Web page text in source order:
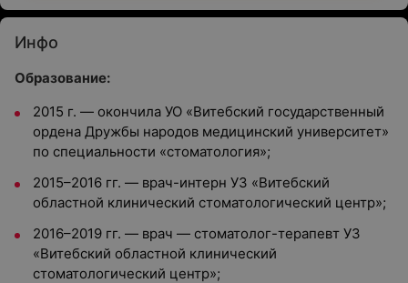
Инфо
Образование:
2015 г. — окончила УО «Витебский государственный
ордена Дружбы народов медицинский университет»
по специальности «стоматология»;
2015–2016 гг. — врач-интерн УЗ «Витебский
областной клинический стоматологический центр»;
2016–2019 гг. — врач — стоматолог-терапевт УЗ
«Витебский областной клинический
стоматологический центр»;